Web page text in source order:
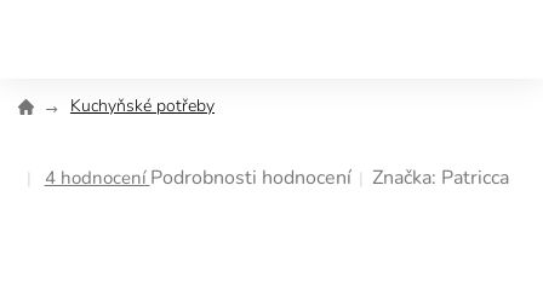
Kuchyňské potřeby
Průměrné
4 hodnocení Podrobnosti hodnocení Značka: Patricca